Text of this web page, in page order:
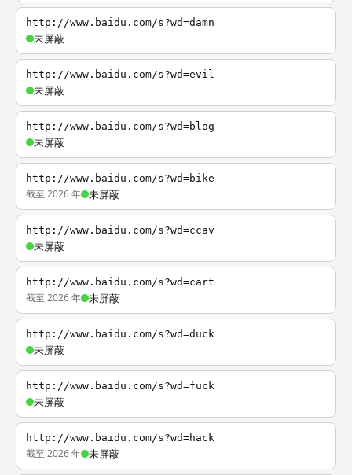
http://www.baidu.com/s?wd=damn
未屏蔽
http://www.baidu.com/s?wd=evil
未屏蔽
http://www.baidu.com/s?wd=blog
未屏蔽
http://www.baidu.com/s?wd=bike
截至 2026 年 未屏蔽
http://www.baidu.com/s?wd=ccav
未屏蔽
http://www.baidu.com/s?wd=cart
截至 2026 年 未屏蔽
http://www.baidu.com/s?wd=duck
未屏蔽
http://www.baidu.com/s?wd=fuck
未屏蔽
http://www.baidu.com/s?wd=hack
截至 2026 年 未屏蔽